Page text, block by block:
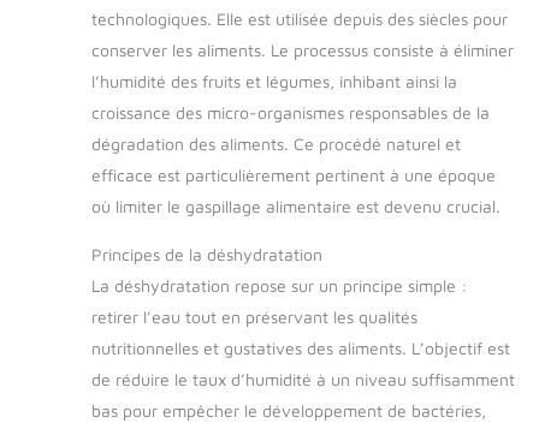
technologiques. Elle est utilisée depuis des siècles pour
conserver les aliments. Le processus consiste à éliminer
l’humidité des fruits et légumes, inhibant ainsi la
croissance des micro-organismes responsables de la
dégradation des aliments. Ce procédé naturel et
efficace est particulièrement pertinent à une époque
où limiter le gaspillage alimentaire est devenu crucial.
Principes de la déshydratation
La déshydratation repose sur un principe simple :
retirer l’eau tout en préservant les qualités
nutritionnelles et gustatives des aliments. L’objectif est
de réduire le taux d’humidité à un niveau suffisamment
bas pour empêcher le développement de bactéries,